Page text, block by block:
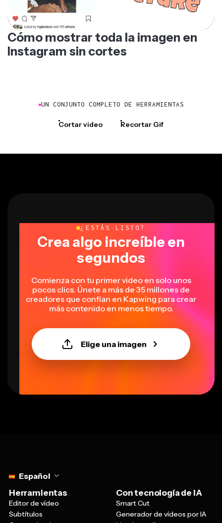
Cómo mostrar toda la imagen en
Instagram sin cortes
Cortar video Recortar Gif
Crea algo increíble en
segundos
Comienza con tu primer video en solo unos
creadores que confían en Kapwing para crear
más contenido en menos tiempo.
Herramientas
Subtítulos
Generador de memes
Convertir vídeo
Generador de vídeos por IA
Limpiar audio
Generador de imágenes por